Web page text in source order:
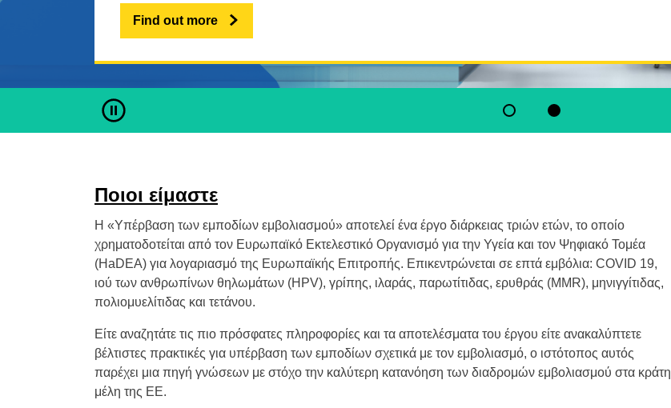
Find out more
Pause carousel Go to slide 1Go to slide 2
Ποιοι είμαστε
Η «Υπέρβαση των εμποδίων εμβολιασμού» αποτελεί ένα έργο διάρκειας τριών ετών, το οποίο
χρηματοδοτείται από τον Ευρωπαϊκό Εκτελεστικό Οργανισμό για την Υγεία και τον Ψηφιακό Τομέα
(HaDEA) για λογαριασμό της Ευρωπαϊκής Επιτροπής. Επικεντρώνεται σε επτά εμβόλια: COVID 19,
ιού των ανθρωπίνων θηλωμάτων (HPV), γρίπης, ιλαράς, παρωτίτιδας, ερυθράς (MMR), μηνιγγίτιδας,
πολιομυελίτιδας και τετάνου.
Είτε αναζητάτε τις πιο πρόσφατες πληροφορίες και τα αποτελέσματα του έργου είτε ανακαλύπτετε
βέλτιστες πρακτικές για υπέρβαση των εμποδίων σχετικά με τον εμβολιασμό, ο ιστότοπος αυτός
παρέχει μια πηγή γνώσεων με στόχο την καλύτερη κατανόηση των διαδρομών εμβολιασμού στα κράτη
μέλη της ΕΕ.